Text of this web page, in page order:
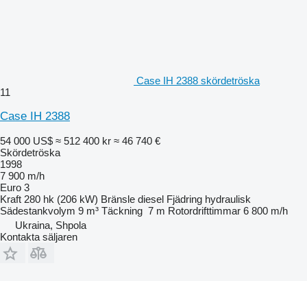
Case IH 2388 skördetröska
11
Case IH 2388
54 000 US$ ≈ 512 400 kr ≈ 46 740 €
Skördetröska
1998
7 900 m/h
Euro 3
Kraft 280 hk (206 kW) Bränsle diesel Fjädring hydraulisk
Sädestankvolym 9 m³ Täckning 7 m Rotordrifttimmar 6 800 m/h
Ukraina, Shpola
Kontakta säljaren